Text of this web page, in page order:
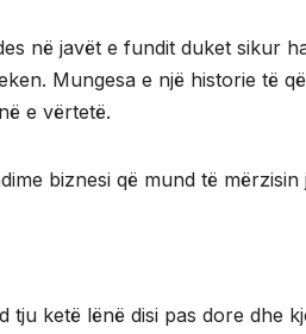
në javët e fundit duket sikur
Mungesa e një historie të
e vërtetë.
biznesi që mund të
tju ketë lënë disi pas dore dhe